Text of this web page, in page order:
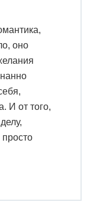
оно
И от того,
просто